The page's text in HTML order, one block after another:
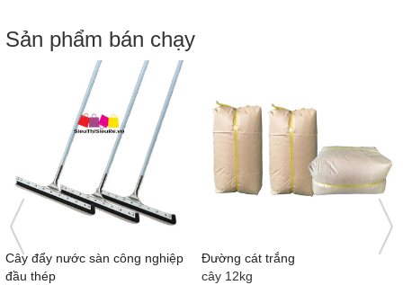
Sản phẩm bán chạy
Nước tương Mekong Nắp hồng
415ml x 12 chai
Bàn cầu 1 khối giá rẻ MS5001
Loại 1